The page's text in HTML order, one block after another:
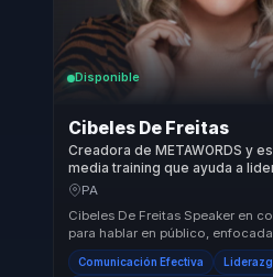
Disponible
Cibeles De Freitas
Creadora de METAWORDS y
media training que ayuda a
a convertir comunicacion en
PA
Cibeles De Freitas Speaker en
para hablar en público,
departamentos de ventas,
humanos, at...
Comunicación Efectiva